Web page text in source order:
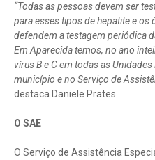
“Todas as pessoas devem ser
para esses tipos de hepatite e
defendem a testagem periódica
Em Aparecida temos, no ano
vírus B e C em todas as Unidades
município e no Serviço de
destaca Daniele Prates.
O SAE
O Serviço de Assistência